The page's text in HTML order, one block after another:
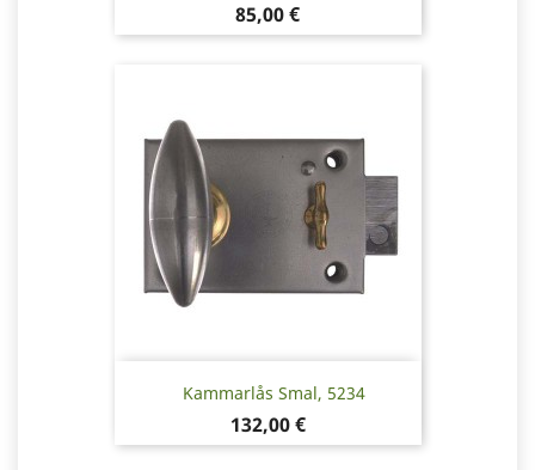
Pris
85,00 €
Kammarlås Smal, 5234
Pris
132,00 €